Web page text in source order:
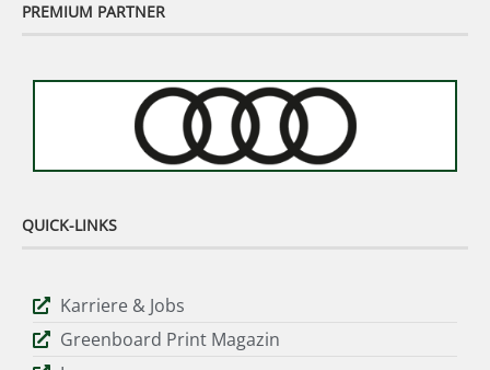
PREMIUM PARTNER
QUICK-LINKS
Karriere & Jobs
Greenboard Print Magazin